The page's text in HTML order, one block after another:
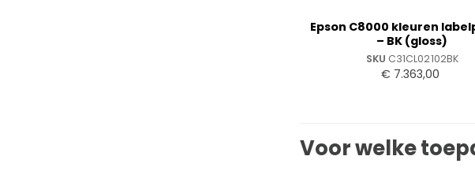
Epson C8000 kleuren
– BK (gloss)
SKU C31CL02102BK
€ 7.363,00
Voor welke